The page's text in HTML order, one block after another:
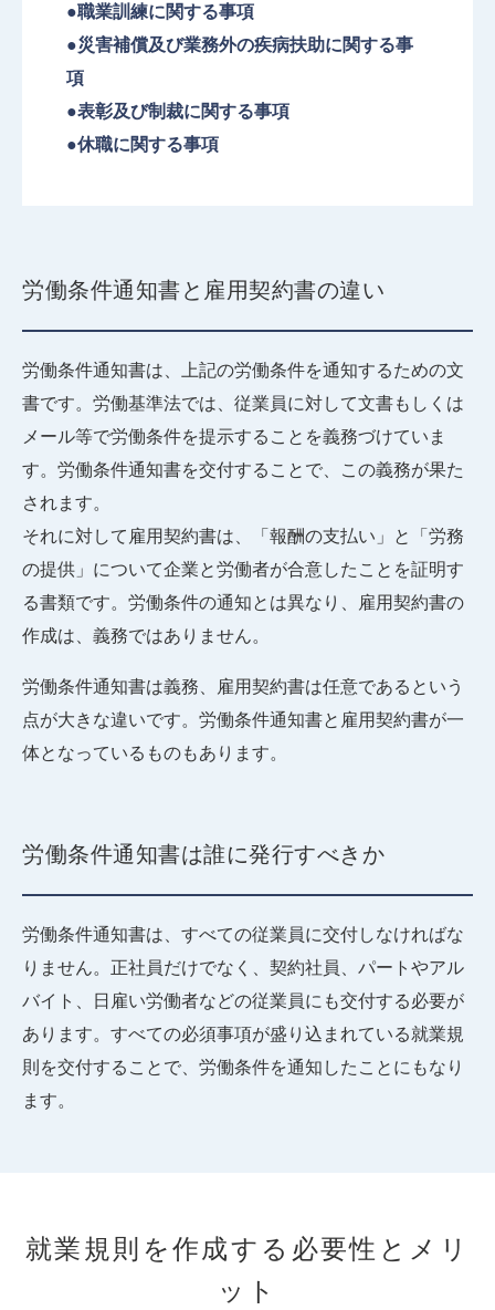
●職業訓練に関する事項
●災害補償及び業務外の疾病扶助に関する事
項
●表彰及び制裁に関する事項
●休職に関する事項
労働条件通知書と雇用契約書の違い
労働条件通知書は、上記の労働条件を通知するための文
書です。労働基準法では、従業員に対して文書もしくは
メール等で労働条件を提示することを義務づけていま
す。労働条件通知書を交付することで、この義務が果た
されます。
それに対して雇用契約書は、「報酬の支払い」と「労務
の提供」について企業と労働者が合意したことを証明す
る書類です。労働条件の通知とは異なり、雇用契約書の
作成は、義務ではありません。
労働条件通知書は義務、雇用契約書は任意であるという
点が大きな違いです。労働条件通知書と雇用契約書が一
体となっているものもあります。
労働条件通知書は誰に発行すべきか
労働条件通知書は、すべての従業員に交付しなければな
りません。正社員だけでなく、契約社員、パートやアル
バイト、日雇い労働者などの従業員にも交付する必要が
あります。すべての必須事項が盛り込まれている就業規
則を交付することで、労働条件を通知したことにもなり
ます。
就業規則を作成する必要性とメリ
ット